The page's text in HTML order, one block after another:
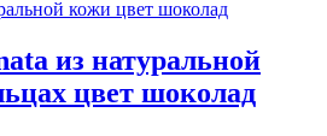
из натуральной
цвет шоколад